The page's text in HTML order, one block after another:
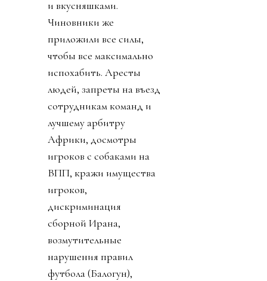
и вкусняшками.
Чиновники же
приложили все силы,
чтобы все максимально
испохабить. Аресты
людей, запреты на въезд
сотрудникам команд и
лучшему арбитру
Африки, досмотры
игроков с собаками на
ВПП, кражи имущества
игроков,
дискриминация
сборной Ирана,
возмутительные
нарушения правил
футбола (Балогун),